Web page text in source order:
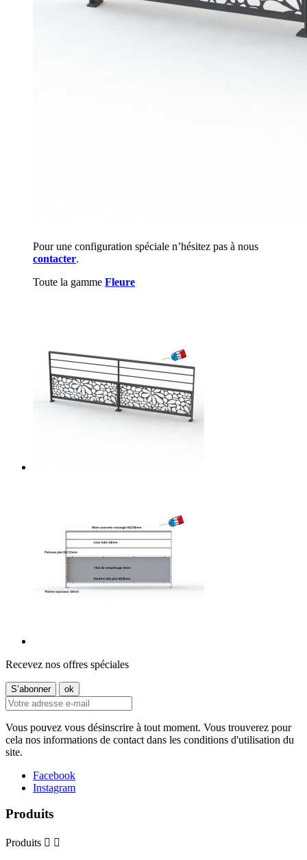
Pour une configuration spéciale n’hésitez pas à nous
contacter.
Toute la gamme Fleure
Recevez nos offres spéciales
Vous pouvez vous désinscrire à tout moment. Vous trouverez pour
cela nos informations de contact dans les conditions d'utilisation du
site.
Facebook
Instagram
Produits
Produits  